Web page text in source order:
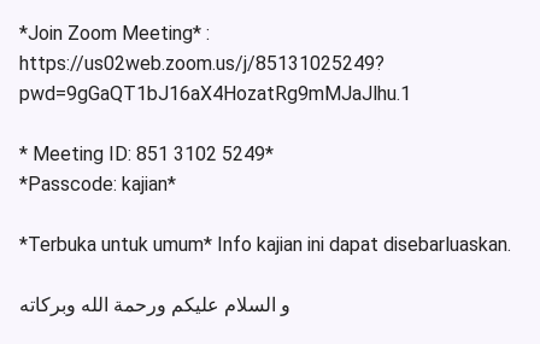
*Join Zoom Meeting* :
https://us02web.zoom.us/j/85131025249?
pwd=9gGaQT1bJ16aX4HozatRg9mMJaJlhu.1
* Meeting ID: 851 3102 5249*
*Passcode: kajian*
*Terbuka untuk umum* Info kajian ini dapat disebarluaskan.
و السلام عليكم ورحمة الله وبركاته